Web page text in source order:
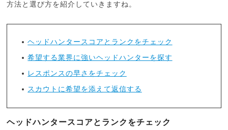
方法と選び方を紹介していきますね。
ヘッドハンタースコアとランクをチェック
希望する業界に強いヘッドハンターを探す
レスポンスの早さをチェック
スカウトに希望を添えて返信する
ヘッドハンタースコアとランクをチェック